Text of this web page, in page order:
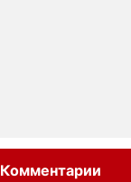
Комментарии